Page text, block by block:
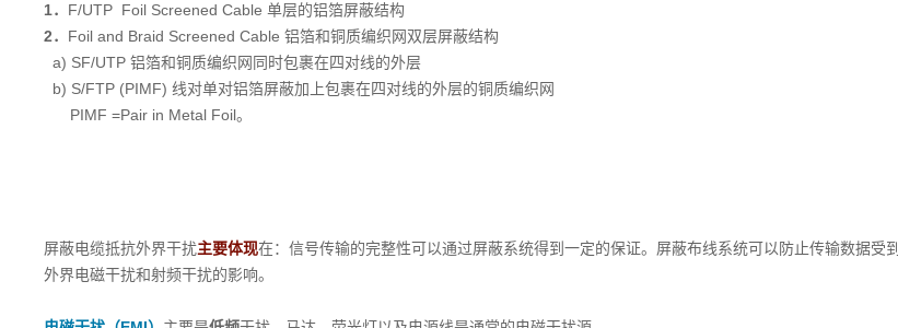
1． F/UTP Foil Screened Cable 单层的铝箔屏蔽结构
2． Foil and Braid Screened Cable 铝箔和铜质编织网双层屏蔽结构
a) SF/UTP 铝箔和铜质编织网同时包裹在四对线的外层
b) S/FTP (PIMF) 线对单对铝箔屏蔽加上包裹在四对线的外层的铜质编织网
PIMF =Pair in Metal Foil。
屏蔽电缆抵抗外界干扰主要体现在：信号传输的完整性可以通过屏蔽系统得到一定的保证。屏蔽布线系统可以防止传输数据受到
外界电磁干扰和射频干扰的影响。